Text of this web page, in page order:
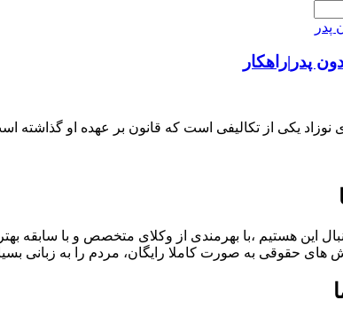
پدر|راهکار
یکی از تکالیفی است که قانون بر عهده او گذاشته
این هستیم ،با بهرمندی از وکلای متخصص و با سابقه
های حقوقی به صورت کاملا رایگان، مردم را به زبانی